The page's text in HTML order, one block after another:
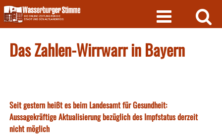
Skip
to
content
Das Zahlen-Wirrwarr in Bayern
Seit gestern heißt es beim Landesamt für Gesundheit:
Aussagekräftige Aktualisierung bezüglich des Impfstatus derzeit
nicht möglich